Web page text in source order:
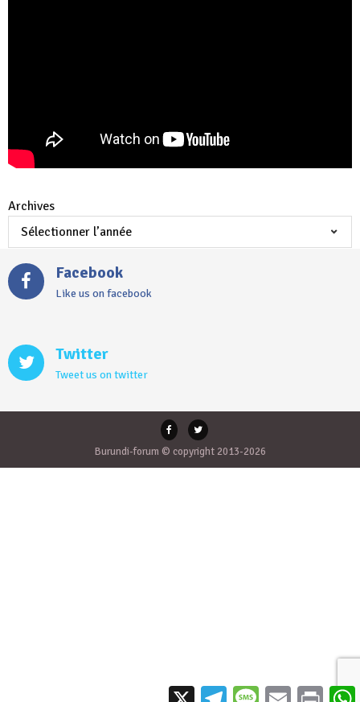
Archives
Facebook
Like us on facebook
Twitter
Tweet us on twitter
Burundi-forum © copyright 2013-2026
X TelegramMessageEmail Print